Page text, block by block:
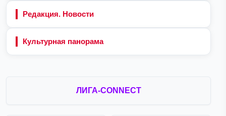
Редакция. Новости
Культурная панорама
ЛИГА-CONNECT